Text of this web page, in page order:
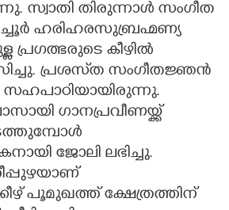
സ്വാതി തിരുന്നാൾ സംഗീത
ഹരിഹരസുബ്രഹ്മണ്യ
പ്രഗത്ഭരുടെ കീഴിൽ
പ്രശസ്‌ത സംഗീതജ്ഞൻ
സഹപാഠിയായിരുന്നു.
ഗാനപ്രവീണയ്ക്ക്
ജോലി ലഭിച്ചു.
പൂമുഖത്ത് ക്ഷേത്രത്തിന്